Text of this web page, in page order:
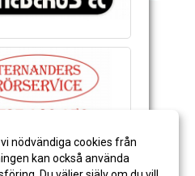
nödvändiga cookies från
kan också använda